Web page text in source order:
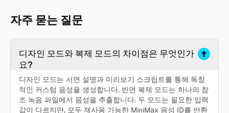
자주 묻는 질문
디자인 모드와 복제 모드의 차이점은 무엇인가
요?
디자인 모드는 서면 설명과 미리보기 스크립트를 통해 독창
적인 커스텀 음성을 생성합니다. 반면 복제 모드는 하나의 참
조 녹음 파일에서 음성을 추출합니다. 두 모드는 필요한 입력
값이 다르지만, 모두 재사용 가능한 MiniMax 음성 ID를 반환